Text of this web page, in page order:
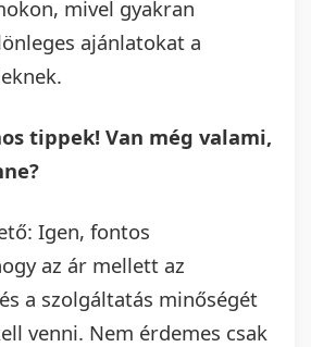
mivel gyakran
ajánlatokat a
tippek! Van még valami,
Igen, fontos
az ár mellett az
a szolgáltatás minőségét
venni. Nem érdemes csak